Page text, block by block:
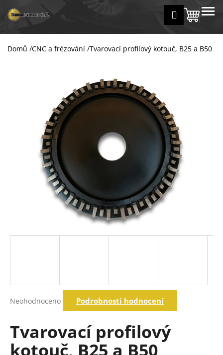
na
obsah
Přihlášení
košík
MENU
Domů /CNC a frézování /Tvarovací profilový kotouč, B25 a B50
hodnocení
z
Neohodnoceno Podrobnosti hodnocení
Tvarovací profilový
kotouč, B25 a B50
š
Zpět
Zpět
C
a
?
Hledat